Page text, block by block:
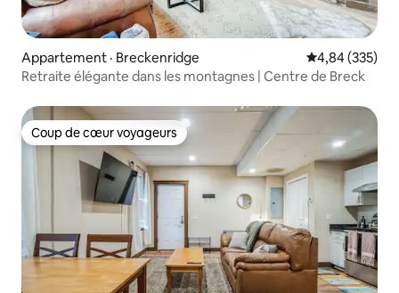
Appartement · Breckenridge Note
4,84 (335)
Retraite élégante dans les montagnes | Centre de Breck
Coup de cœur voyageurs
Coup de cœur voyageurs